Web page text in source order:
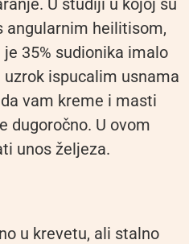
U studiji u kojoj su
angularnim heilitisom,
35% sudionika imalo
ispucalim usnama
vam kreme i masti
dugoročno. U ovom
unos željeza.
u krevetu, ali stalno